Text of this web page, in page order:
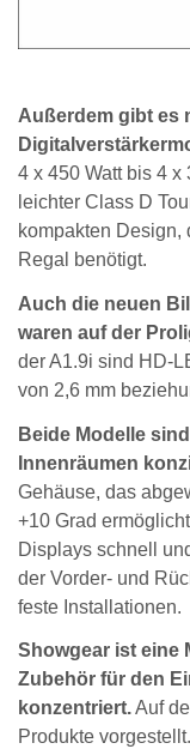
Außerdem gibt es
4 x 450 Watt bis 4 x
leichter Class D
kompakten Design,
Regal benötigt.
Auch die neuen
waren auf der
der A1.9i sind HD-
von 2,6 mm
Beide Modelle
Innenräumen
Gehäuse, das
+10 Grad
Displays schnell
der Vorder- und
feste Installationen.
Showgear ist eine
Zubehör für den
konzentriert.Auf
Produkte